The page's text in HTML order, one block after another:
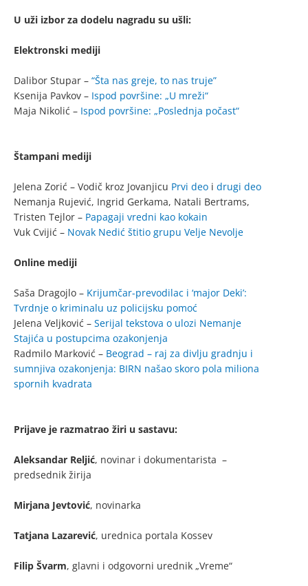
U uži izbor za dodelu nagradu su ušli:
Elektronski mediji
Dalibor Stupar – “Šta nas greje, to nas truje”
Ksenija Pavkov – Ispod površine: „U mreži“
Maja Nikolić – Ispod površine: „Poslednja počast“
Štampani mediji
Jelena Zorić – Vodič kroz Jovanjicu Prvi deo i drugi deo
Nemanja Rujević, Ingrid Gerkama, Natali Bertrams,
Tristen Tejlor – Papagaji vredni kao kokain
Vuk Cvijić – Novak Nedić štitio grupu Velje Nevolje
Online mediji
Saša Dragojlo – Krijumčar-prevodilac i ‘major Deki’:
Tvrdnje o kriminalu uz policijsku pomoć
Jelena Veljković – Serijal tekstova o ulozi Nemanje
Stajića u postupcima ozakonjenja
Radmilo Marković – Beograd – raj za divlju gradnju i
sumnjiva ozakonjenja: BIRN našao skoro pola miliona
spornih kvadrata
Prijave je razmatrao žiri u sastavu:
Aleksandar Reljić, novinar i dokumentarista –
predsednik žirija
Mirjana Jevtović, novinarka
Tatjana Lazarević, urednica portala Kossev
Filip Švarm, glavni i odgovorni urednik „Vreme“